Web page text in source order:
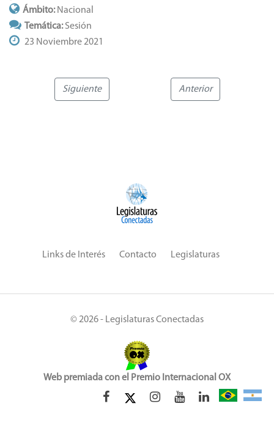
Ámbito:Nacional
Temática:Sesión
23 Noviembre 2021
Siguiente Anterior
Links de Interés Contacto Legislaturas
© 2026 - Legislaturas Conectadas
Web premiada con el Premio Internacional OX